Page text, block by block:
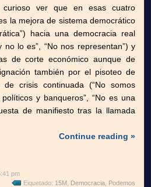
ver que en esas cuatro
la mejora de sistema democrático
hacia una democracia real
no lo es”, “No nos representan”) y
de corte económico aunque de
también por el pisoteo de
crisis continuada (“No somos
y banqueros”, “No es una
de manifiesto tras la llamada
Continue reading »
pm
Eiquetado: 15M Democracia Podemos